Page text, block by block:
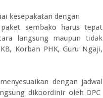
kesepakatan dengan
sembako harus tepat
langsung maupun tidak
Korban PHK, Guru Ngaji,
dengan jadwal
dikoordinir oleh DPC